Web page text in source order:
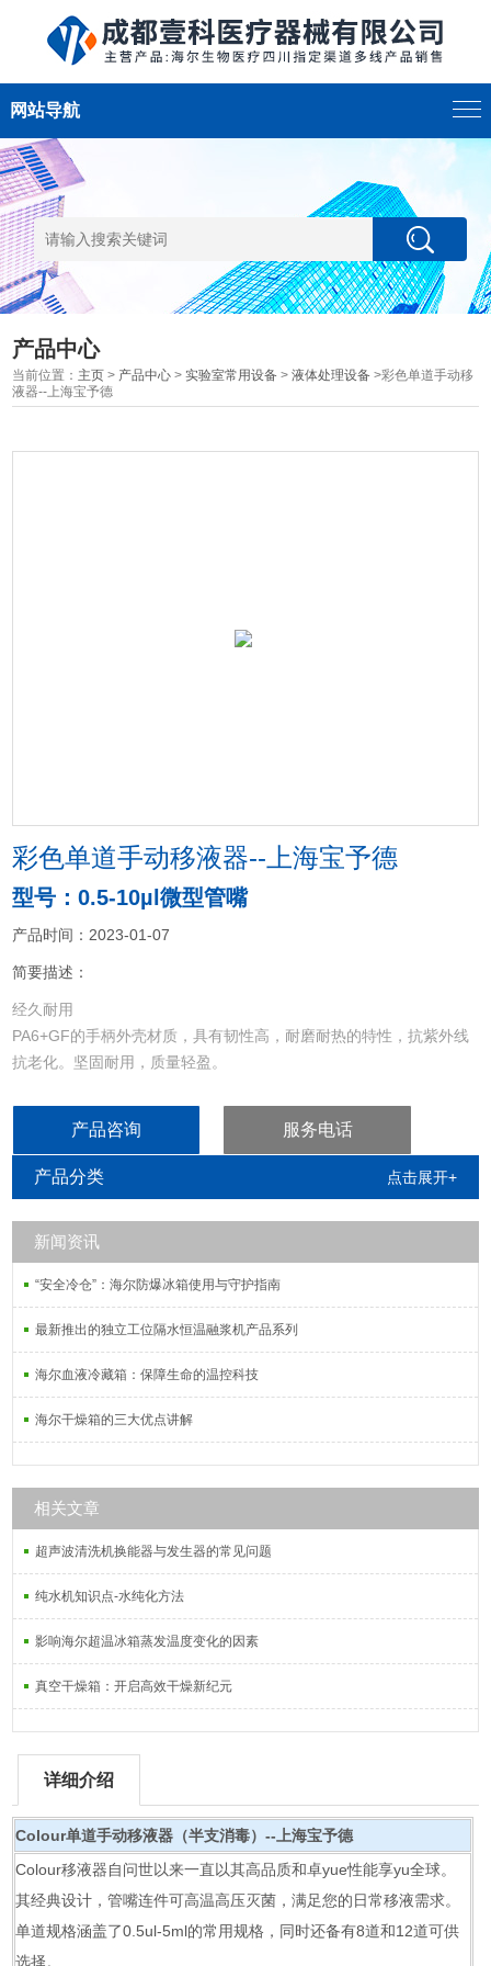
网站导航
产品中心
当前位置： 主页 > 产品中心 >实验室常用设备 >液体处理设备 >彩色单道手动移
液器--上海宝予德
彩色单道手动移液器--上海宝予德
型号：0.5-10µl微型管嘴
产品时间：2023-01-07
简要描述：
经久耐用
PA6+GF的手柄外壳材质，具有韧性高，耐磨耐热的特性，抗紫外线
抗老化。坚固耐用，质量轻盈。
程中移液器的高准确度和高精度.
超chao吹出能力
了液体的吹出能力，并能有效的防止吹出时的毛细现象,确保高效稳定
的微量移液。
产品咨询 服务电话
产品分类 点击展开+
新闻资讯
“安全冷仓”：海尔防爆冰箱使用与守护指南
最新推出的独立工位隔水恒温融浆机产品系列
海尔血液冷藏箱：保障生命的温控科技
海尔干燥箱的三大优点讲解
相关文章
超声波清洗机换能器与发生器的常见问题
纯水机知识点-水纯化方法
影响海尔超温冰箱蒸发温度变化的因素
真空干燥箱：开启高效干燥新纪元
详细介绍
Colour单道手动移液器（半支消毒）--上海宝予德
Colour移液器自问世以来一直以其高品质和卓yue性能享yu全球。
其经典设计，管嘴连件可高温高压灭菌，满足您的日常移液需求。
单道规格涵盖了0.5ul-5ml的常用规格，同时还备有8道和12道可供
选择。